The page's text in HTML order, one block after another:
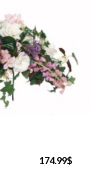
174.99$